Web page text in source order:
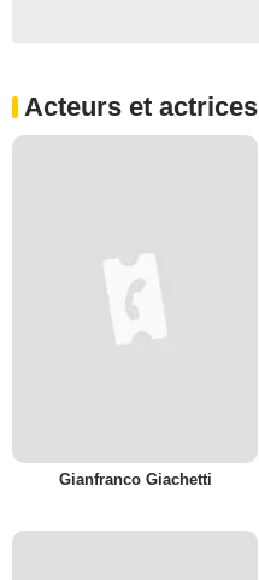
Acteurs et actrices
Gianfranco Giachetti